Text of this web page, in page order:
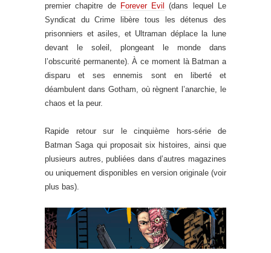
premier chapitre de Forever Evil
(dans lequel Le
Syndicat du Crime libère tous les détenus des
prisonniers et asiles, et Ultraman déplace la lune
devant le soleil, plongeant le monde dans
l’obscurité permanente). À ce moment là Batman a
disparu et ses ennemis sont en liberté et
déambulent dans Gotham, où règnent l’anarchie, le
chaos et la peur.
Rapide retour sur le cinquième hors-série de
Batman Saga qui proposait six histoires, ainsi que
plusieurs autres, publiées dans d’autres magazines
ou uniquement disponibles en version originale (voir
plus bas).